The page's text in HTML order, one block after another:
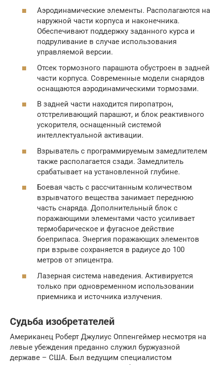
Аэродинамические элементы. Располагаются на
наружной части корпуса и наконечника.
Обеспечивают поддержку заданного курса и
подруливание в случае использования
управляемой версии.
Отсек тормозного парашюта обустроен в задней
части корпуса. Современные модели снарядов
оснащаются аэродинамическими тормозами.
В задней части находится пиропатрон,
отстреливающий парашют, и блок реактивного
ускорителя, оснащенный системой
интеллектуальной активации.
Взрыватель с программируемым замедлителем
также располагается сзади. Замедлитель
срабатывает на установленной глубине.
Боевая часть с рассчитанным количеством
взрывчатого вещества занимает переднюю
часть снаряда. Дополнительный блок с
поражающими элементами часто усиливает
термобарическое и фугасное действие
боеприпаса. Энергия поражающих элементов
при взрыве сохраняется в радиусе до 100
метров от эпицентра.
Лазерная система наведения. Активируется
только при одновременном использовании
приемника и источника излучения.
Судьба изобретателей
Американец Роберт Джулиус Оппенгеймер несмотря на
левые убеждения преданно служил буржуазной
державе – США. Был ведущим специалистом